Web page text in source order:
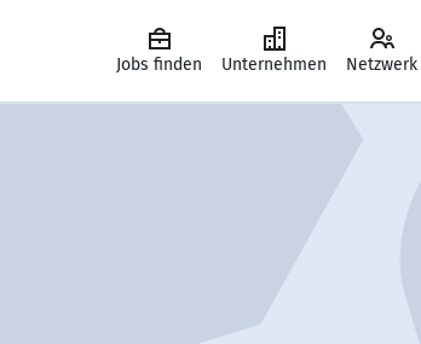
Jobs finden Unternehmen Netzwerk